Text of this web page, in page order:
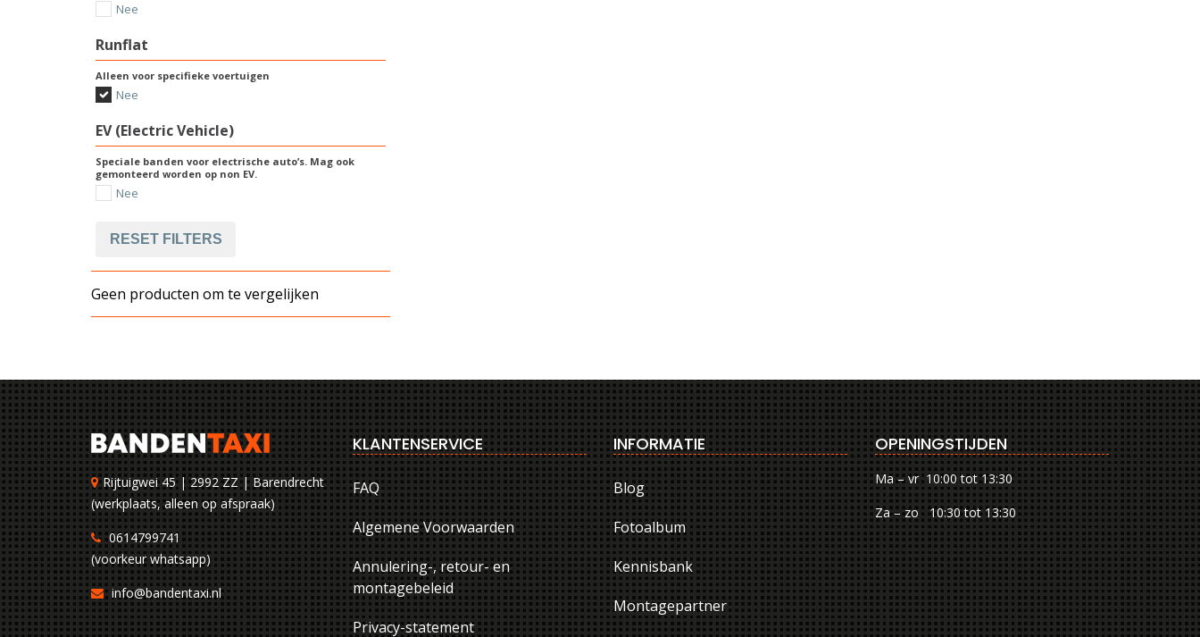
Nee
Runflat
Alleen voor specifieke voertuigen
Nee
EV (Electric Vehicle)
Speciale banden voor electrische auto’s. Mag ook
gemonteerd worden op non EV.
Nee
RESET FILTERS
Geen producten om te vergelijken
Rijtuigwei 45 | 2992 ZZ | Barendrecht
(werkplaats, alleen op afspraak)
0614799741
(voorkeur whatsapp)
info@bandentaxi.nl
KLANTENSERVICE
FAQ
Algemene Voorwaarden
Annulering-, retour- en
montagebeleid
Privacy-statement
INFORMATIE
Blog
Fotoalbum
Kennisbank
Montagepartner
OPENINGSTIJDEN
Ma – vr 10:00 tot 13:30
Za – zo 10:30 tot 13:30